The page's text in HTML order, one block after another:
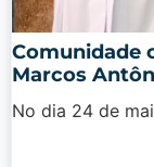
Comunidade
Marcos
No dia 24 de